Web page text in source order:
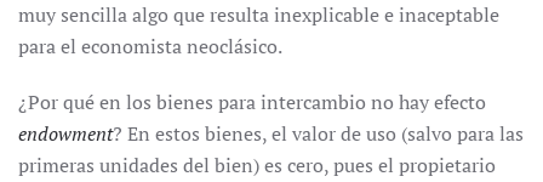
muy sencilla algo que resulta inexplicable e inaceptable
para el economista neoclásico.
¿Por qué en los bienes para intercambio no hay efecto
endowment? En estos bienes, el valor de uso (salvo para las
primeras unidades del bien) es cero, pues el propietario